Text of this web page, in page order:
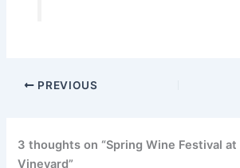
PREVIOUS
3 thoughts on “Spring Wine Festival at
Vineyard”